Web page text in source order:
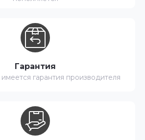
Гарантия
гарантия производителя